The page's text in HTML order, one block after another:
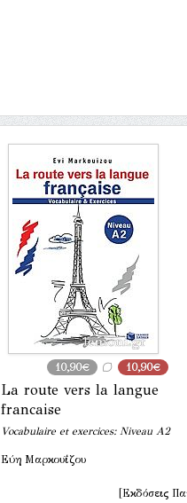
10,90€ 10,90€
La route vers la langue
francaise
Vocabulaire et exercices: Niveau A2
Εύη Μαρκουΐζου
[Εκδόσεις